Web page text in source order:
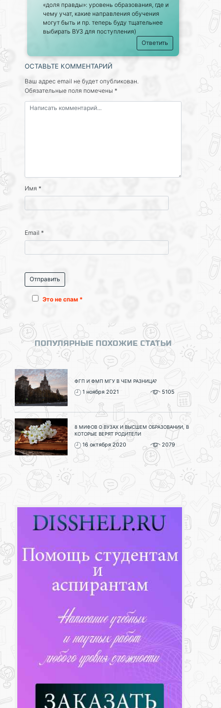
«доля правды»: уровень образования, где и
чему учат, какие направления обучения
могут быть и пр. теперь буду тщательнее
выбирать ВУЗ для поступления)
Ответить
ОСТАВЬТЕ КОММЕНТАРИЙ
Ваш адрес email не будет опубликован.
Обязательные поля помечены *
Имя *
Email *
Это не спам *
ПОПУЛЯРНЫЕ ПОХОЖИЕ СТАТЬИ
ФГП И ФМП МГУ В ЧЕМ РАЗНИЦА?
1 ноября 2021 5105
8 МИФОВ О ВУЗАХ И ВЫСШЕМ ОБРАЗОВАНИИ, В
КОТОРЫЕ ВЕРЯТ РОДИТЕЛИ
16 октября 2020 2079